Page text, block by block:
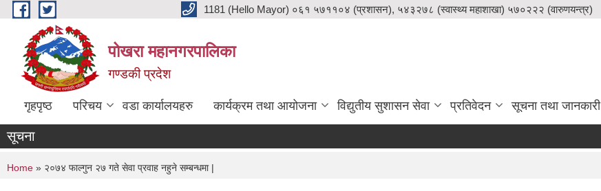
Skip to main content 1181 (Hello Mayor) ०६१ ५७११०४ (प्रशासन), ५४३२७८ (स्वास्थ्य महाशाखा) ५७०२२२ (वारुणयन्त्र)
पोखरा महानगरपालिका
गण्डकी प्रदेश
गृहपृष्ठ परिचय वडा कार्यालयहरु कार्यक्रम तथा आयोजना विद्युतीय सुशासन सेवा प्रतिवेदन सूचना तथा जानकारी
सूचना
You are here
Home » २०७४ फाल्गुन २७ गते सेवा प्रवाह नहुने सम्बन्धमा |